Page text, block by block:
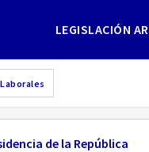
LEGISLACIÓN
de la República